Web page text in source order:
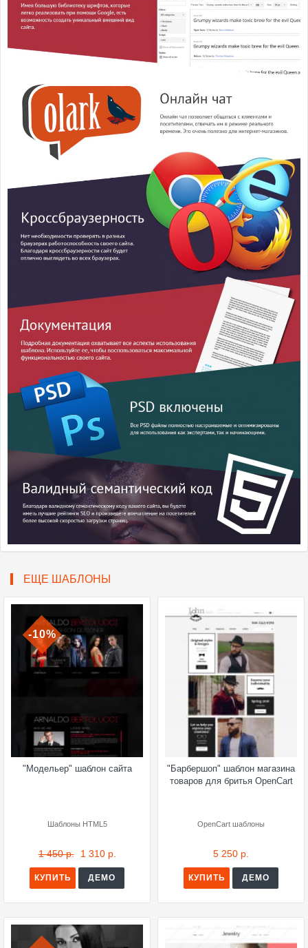
ЕЩЕ ШАБЛОНЫ
-10%
"Модельер" шаблон сайта
Шаблоны HTML5
1 450 р. 1 310 р.
КУПИТЬ ДЕМО
"Барбершоп" шаблон магазина
товаров для бритья OpenCart
OpenCart шаблоны
5 250 р.
КУПИТЬ ДЕМО